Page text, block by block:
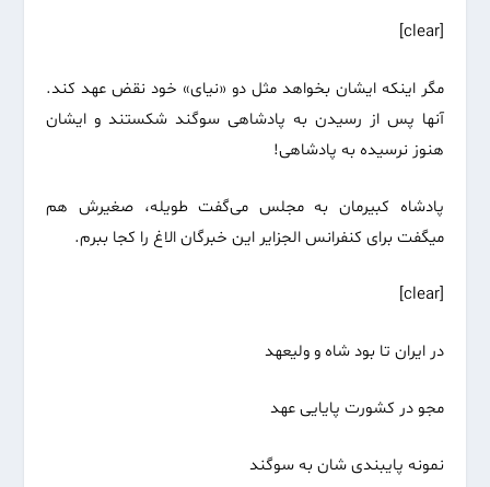
[clear]
مگر اینکه ایشان بخواهد مثل دو «نیای» خود نقض عهد کند.
آنها پس از رسیدن به پادشاهی سوگند شکستند و ایشان
هنوز نرسیده به پادشاهی!
پادشاه کبیرمان به مجلس می‌گفت طویله، صغیرش هم
میگفت برای کنفرانس الجزایر این خبرگان الاغ را کجا ببرم.
[clear]
در ایران تا بود شاه و ولیعهد
مجو در کشورت پایایی عهد
نمونه پایبندی شان به سوگند